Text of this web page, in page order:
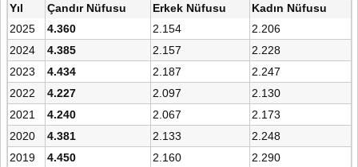
Yıl Çandır Nüfusu Erkek Nüfusu
Kadın Nüfusu
2025
4.360 2.154
2.206
2024
4.385 2.157
2.228
2023
4.434 2.187
2.247
2022
4.227 2.097
2.130
2021
4.240 2.067
2.173
2020
4.381 2.133
2.248
2019
4.450 2.160
2.290